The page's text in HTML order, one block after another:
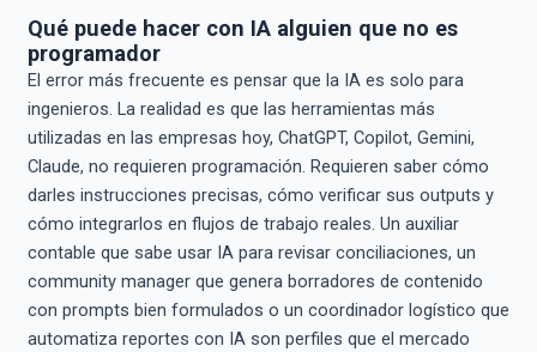
Qué puede hacer con IA alguien que no es
programador
El error más frecuente es pensar que la IA es solo para
ingenieros. La realidad es que las herramientas más
utilizadas en las empresas hoy, ChatGPT, Copilot, Gemini,
Claude, no requieren programación. Requieren saber cómo
darles instrucciones precisas, cómo verificar sus outputs y
cómo integrarlos en flujos de trabajo reales. Un auxiliar
contable que sabe usar IA para revisar conciliaciones, un
community manager que genera borradores de contenido
con prompts bien formulados o un coordinador logístico que
automatiza reportes con IA son perfiles que el mercado